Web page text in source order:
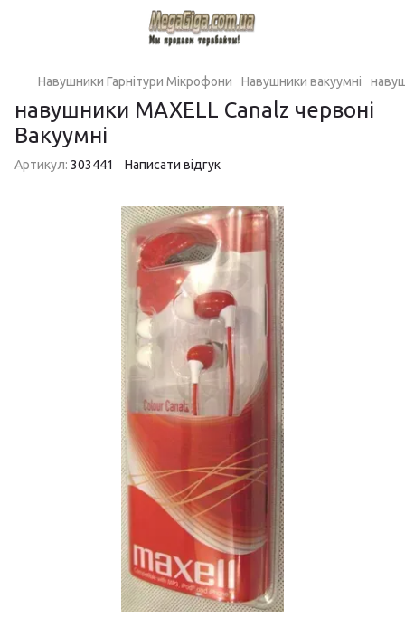
Навушники Гарнітури Мікрофони Навушники вакуумні
навушники MAXELL Canalz червоні
Вакуумні
Артикул: 303441 Написати відгук